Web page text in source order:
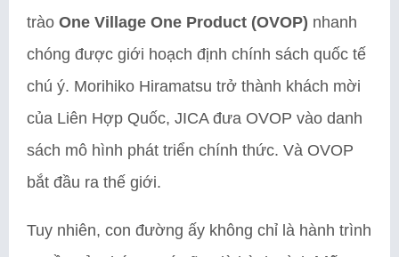
trào One Village One Product (OVOP) nhanh
chóng được giới hoạch định chính sách quốc tế
chú ý. Morihiko Hiramatsu trở thành khách mời
của Liên Hợp Quốc, JICA đưa OVOP vào danh
sách mô hình phát triển chính thức. Và OVOP
bắt đầu ra thế giới.
Tuy nhiên, con đường ấy không chỉ là hành trình